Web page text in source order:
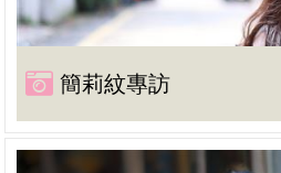
簡莉紋專訪